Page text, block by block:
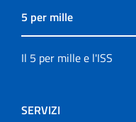
5 per mille
Il 5 per mille e l'ISS
SERVIZI